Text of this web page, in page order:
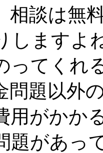
相談は無
しますよ
ってくれ
問題以外
用がかか
題があっ